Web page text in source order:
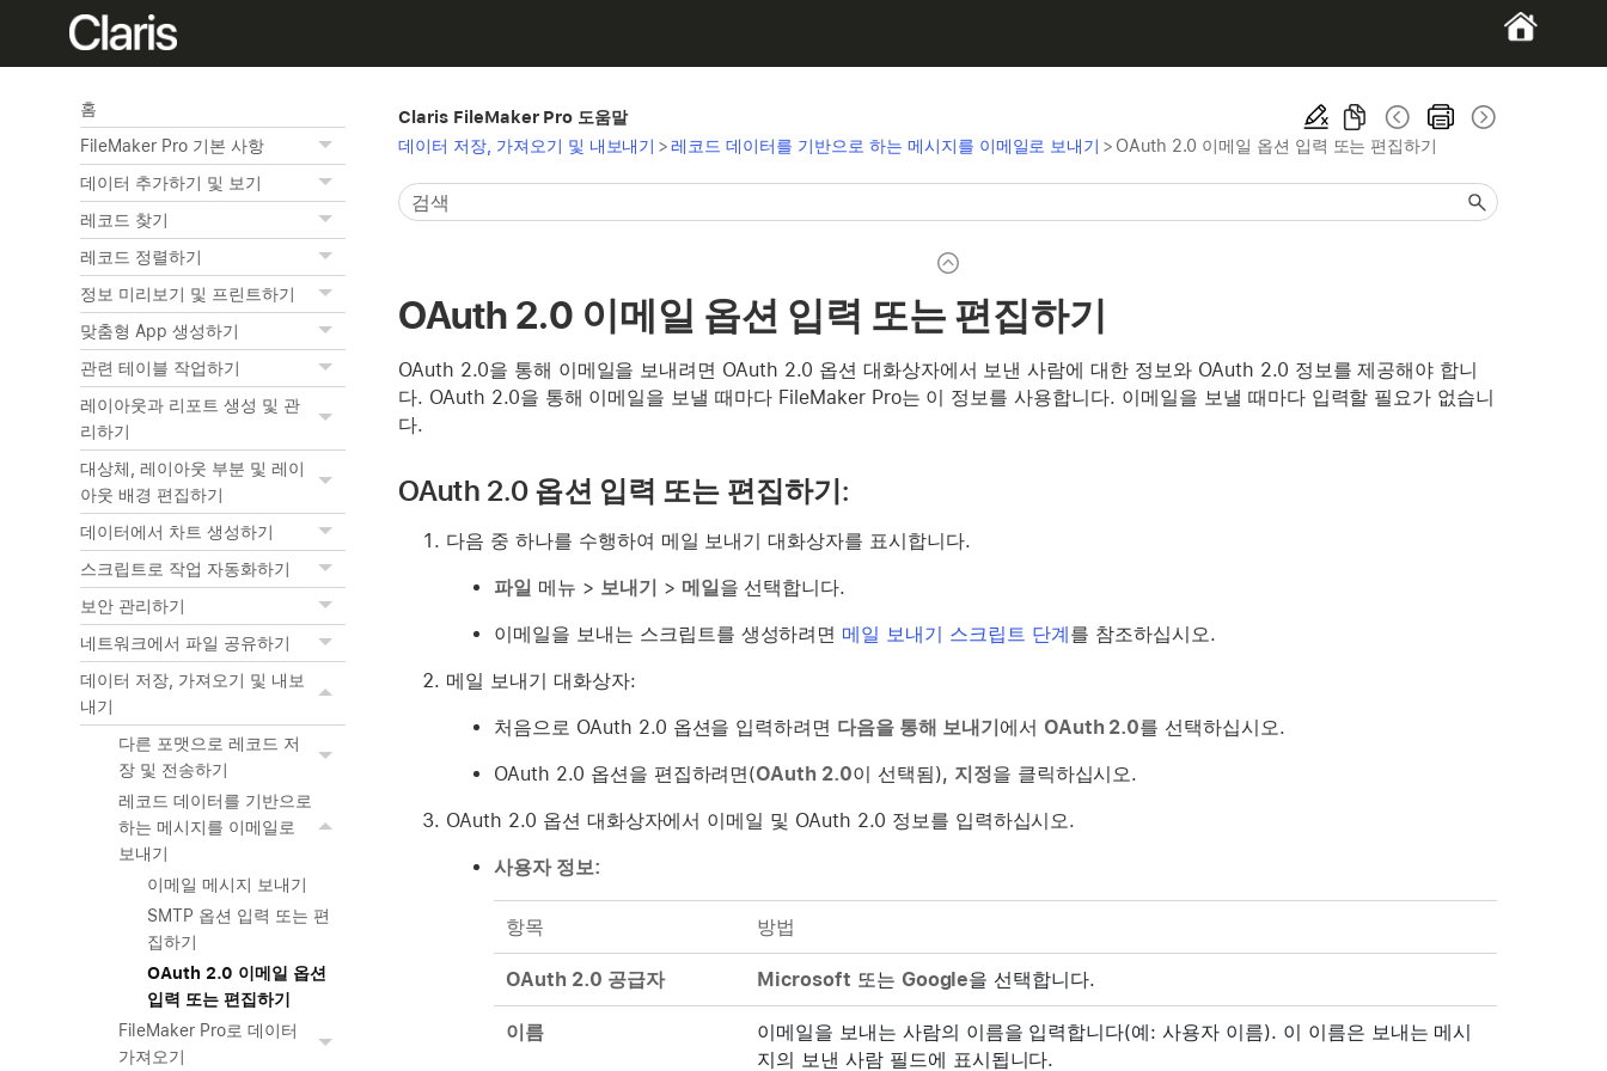
홈
FileMaker Pro 기본 사항
데이터 추가하기 및 보기
레코드 찾기
레코드 정렬하기
정보 미리보기 및 프린트하기
맞춤형 App 생성하기
관련 테이블 작업하기
레이아웃과 리포트 생성 및 관
리하기
대상체, 레이아웃 부분 및 레이
아웃 배경 편집하기
데이터에서 차트 생성하기
스크립트로 작업 자동화하기
보안 관리하기
네트워크에서 파일 공유하기
데이터 저장, 가져오기 및 내보
내기
다른 포맷으로 레코드 저
장 및 전송하기
레코드 데이터를 기반으로
하는 메시지를 이메일로
보내기
이메일 메시지 보내기
SMTP 옵션 입력 또는 편
집하기
OAuth 2.0 이메일 옵션
입력 또는 편집하기
FileMaker Pro로 데이터
가져오기
Claris FileMaker Pro 도움말
데이터 저장, 가져오기 및 내보내기 >레코드 데이터를 기반으로 하는 메시지를 이메일로 보내기 > OAuth 2.0 이메일 옵션 입력 또는 편집하기
OAuth 2.0 이메일 옵션 입력 또는 편집하기
OAuth 2.0을 통해 이메일을 보내려면 OAuth 2.0 옵션 대화상자에서 보낸 사람에 대한 정보와 OAuth 2.0 정보를 제공해야 합니
다. OAuth 2.0을 통해 이메일을 보낼 때마다 FileMaker Pro는 이 정보를 사용합니다. 이메일을 보낼 때마다 입력할 필요가 없습니
다.
OAuth 2.0 옵션 입력 또는 편집하기:
다음 중 하나를 수행하여 메일 보내기 대화상자를 표시합니다.
파일 메뉴 > 보내기 > 메일을 선택합니다.
이메일을 보내는 스크립트를 생성하려면 메일 보내기 스크립트 단계를 참조하십시오.
메일 보내기 대화상자:
처음으로 OAuth 2.0 옵션을 입력하려면 다음을 통해 보내기에서 OAuth 2.0를 선택하십시오.
OAuth 2.0 옵션을 편집하려면(OAuth 2.0이 선택됨), 지정을 클릭하십시오.
OAuth 2.0 옵션 대화상자에서 이메일 및 OAuth 2.0 정보를 입력하십시오.
사용자 정보:
항목 방법
OAuth 2.0 공급자 Microsoft 또는 Google을 선택합니다.
이름
이메일을 보내는 사람의 이름을 입력합니다(예: 사용자 이름). 이 이름은 보내는 메시
지의 보낸 사람 필드에 표시됩니다.